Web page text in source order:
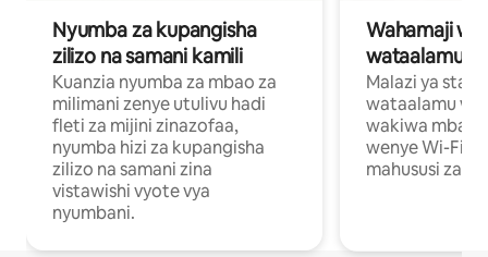
Nyumba za kupangisha
zilizo na samani kamili
Kuanzia nyumba za mbao za
milimani zenye utulivu hadi
fleti za mijini zinazofaa,
nyumba hizi za kupangisha
zilizo na samani zina
vistawishi vyote vya
nyumbani.
Wahamaji
wataalamu
Malazi ya
wataalamu
wakiwa mbali
wenye Wi-Fi
mahususi za